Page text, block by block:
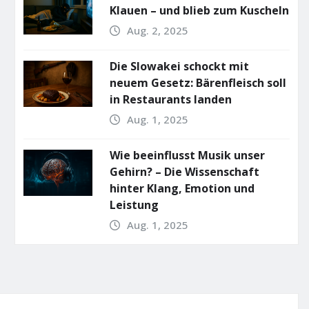
Klauen – und blieb zum Kuscheln
Aug. 2, 2025
Die Slowakei schockt mit
neuem Gesetz: Bärenfleisch soll
in Restaurants landen
Aug. 1, 2025
Wie beeinflusst Musik unser
Gehirn? – Die Wissenschaft
hinter Klang, Emotion und
Leistung
Aug. 1, 2025